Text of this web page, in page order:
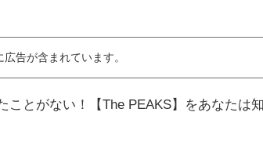
広告が含まれています。
とがない！【The PEAKS】をあなたは